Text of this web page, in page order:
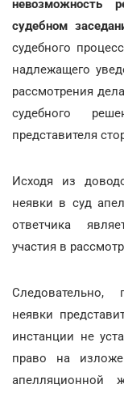
невозможность
судебном
судебного
надлежащего
рассмотрения
судебного
представителя
Исходя из
неявки в суд
ответчика
участия в
Следовательно,
неявки
инстанции не
право на
апелляционной